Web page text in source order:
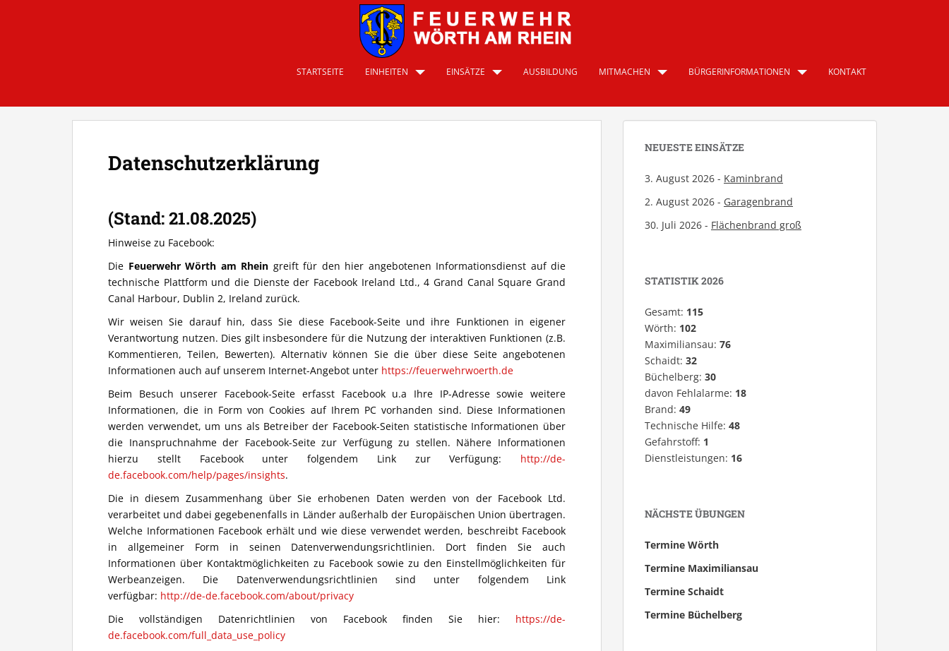
STARTSEITE EINHEITEN EINSÄTZE AUSBILDUNG MITMACHEN BÜRGERINFORMATIONEN KONTAKT
Datenschutzerklärung
(Stand: 21.08.2025)
Hinweise zu Facebook:
Die Feuerwehr Wörth am Rhein greift für den hier angebotenen Informationsdienst auf die
technische Plattform und die Dienste der Facebook Ireland Ltd., 4 Grand Canal Square Grand
Canal Harbour, Dublin 2, Ireland zurück.
Wir weisen Sie darauf hin, dass Sie diese Facebook-Seite und ihre Funktionen in eigener
Verantwortung nutzen. Dies gilt insbesondere für die Nutzung der interaktiven Funktionen (z.B.
Kommentieren, Teilen, Bewerten). Alternativ können Sie die über diese Seite angebotenen
Informationen auch auf unserem Internet-Angebot unter https://feuerwehrwoerth.de
Beim Besuch unserer Facebook-Seite erfasst Facebook u.a Ihre IP-Adresse sowie weitere
Informationen, die in Form von Cookies auf Ihrem PC vorhanden sind. Diese Informationen
werden verwendet, um uns als Betreiber der Facebook-Seiten statistische Informationen über
die Inanspruchnahme der Facebook-Seite zur Verfügung zu stellen. Nähere Informationen
hierzu stellt Facebook unter folgendem Link zur Verfügung: http://de-
de.facebook.com/help/pages/insights.
Die in diesem Zusammenhang über Sie erhobenen Daten werden von der Facebook Ltd.
verarbeitet und dabei gegebenenfalls in Länder außerhalb der Europäischen Union übertragen.
Welche Informationen Facebook erhält und wie diese verwendet werden, beschreibt Facebook
in allgemeiner Form in seinen Datenverwendungsrichtlinien. Dort finden Sie auch
Informationen über Kontaktmöglichkeiten zu Facebook sowie zu den Einstellmöglichkeiten für
Werbeanzeigen. Die Datenverwendungsrichtlinien sind unter folgendem Link
verfügbar: http://de-de.facebook.com/about/privacy
Die vollständigen Datenrichtlinien von Facebook finden Sie hier: https://de-
de.facebook.com/full_data_use_policy
NEUESTE EINSÄTZE
3. August 2026 - Kaminbrand
2. August 2026 - Garagenbrand
30. Juli 2026 - Flächenbrand groß
STATISTIK 2026
Gesamt: 115
Wörth: 102
Maximiliansau: 76
Schaidt: 32
Büchelberg: 30
davon Fehlalarme: 18
Brand: 49
Technische Hilfe: 48
Gefahrstoff: 1
Dienstleistungen: 16
NÄCHSTE ÜBUNGEN
Termine Wörth
Termine Maximiliansau
Termine Schaidt
Termine Büchelberg